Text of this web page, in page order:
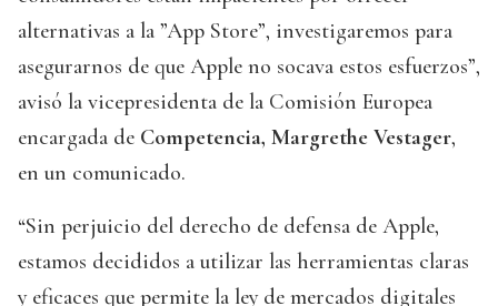
alternativas a la ”App Store”, investigaremos para
asegurarnos de que Apple no socava estos esfuerzos”,
avisó la vicepresidenta de la Comisión Europea
encargada de Competencia, Margrethe Vestager,
en un comunicado.
“Sin perjuicio del derecho de defensa de Apple,
estamos decididos a utilizar las herramientas claras
y eficaces que permite la ley de mercados digitales